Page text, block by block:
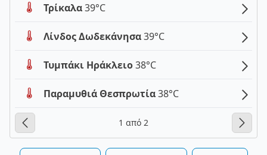
Τρίκαλα39°C
Λίνδος Δωδεκάνησα39°C
Τυμπάκι Ηράκλειο38°C
Παραμυθιά Θεσπρωτία38°C
1 από 2